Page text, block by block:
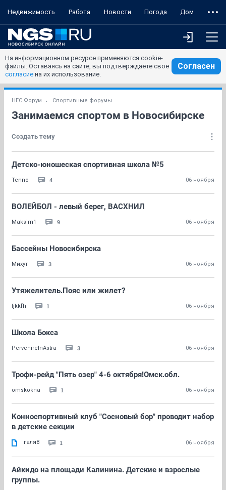
Недвижимость Работа Новости Погода Дом
На информационном ресурсе применяются cookie-
файлы. Оставаясь на сайте, вы подтверждаете свое
согласие на их использование.
Согласен
НГС.Форум Спортивные форумы
Занимаемся спортом в Новосибирске
Создать тему
Детско-юношеская спортивная школа №5
Tenno 4 06 ноября
ВОЛЕЙБОЛ - левый берег, ВАСХНИЛ
Maksim1 9 06 ноября
Бассейны Новосибирска
Михут 3 06 ноября
Утяжелитель.Пояс или жилет?
ljkkfh 1 06 ноября
Школа Бокса
PervenireInAstra 3 06 ноября
Трофи-рейд "Пять озер" 4-6 октября!Омск.обл.
omskokna 1 06 ноября
Конноспортивный клуб "Сосновый бор" проводит набор
в детские секции
галя8 1 06 ноября
Айкидо на площади Калинина. Детские и взрослые
группы.